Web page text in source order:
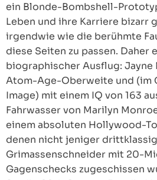
ein Blonde-Bombshell-
Leben und ihre Karriere bizarr
irgendwie wie die berühmte
diese Seiten zu passen. Daher
biographischer Ausflug: Jayne
Atom-Age-Oberweite und (im
Image) mit einem IQ von 163
Fahrwasser von Marilyn
einem absoluten Hollywood-
denen nicht jeniger
Grimassenschneider mit 20-
Gagenschecks zugeschissen